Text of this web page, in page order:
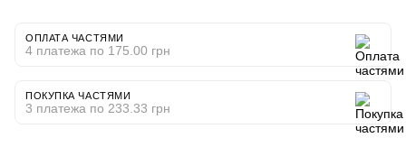
ОПЛАТА ЧАСТЯМИ
4 платежа по 175.00 грн
ПОКУПКА ЧАСТЯМИ
3 платежа по 233.33 грн